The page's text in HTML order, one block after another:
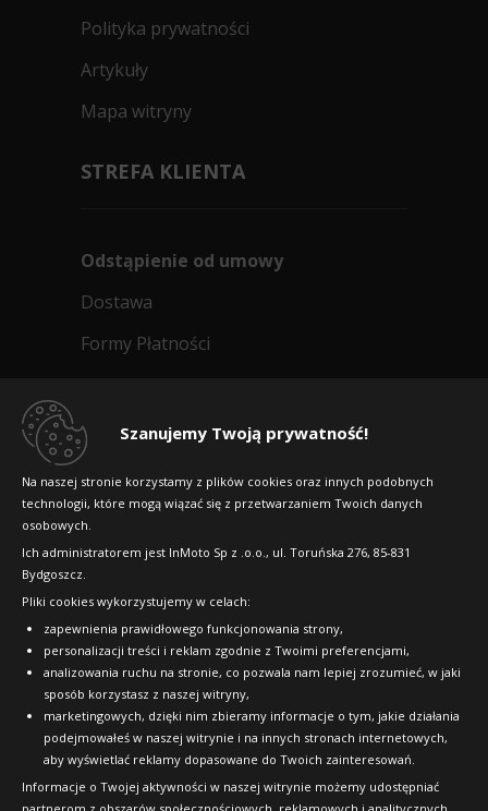
Szanujemy Twoją prywatność!
Na naszej stronie korzystamy z plików cookies oraz innych podobnych
technologii, które mogą wiązać się z przetwarzaniem Twoich danych
osobowych.
Ich administratorem jest InMoto Sp z .o.o., ul. Toruńska 276, 85-831
Bydgoszcz.
Pliki cookies wykorzystujemy w celach:
zapewnienia prawidłowego funkcjonowania strony,
personalizacji treści i reklam zgodnie z Twoimi preferencjami,
analizowania ruchu na stronie, co pozwala nam lepiej zrozumieć, w jaki
sposób korzystasz z naszej witryny,
marketingowych, dzięki nim zbieramy informacje o tym, jakie działania
podejmowałeś w naszej witrynie i na innych stronach internetowych,
aby wyświetlać reklamy dopasowane do Twoich zainteresowań.
Informacje o Twojej aktywności w naszej witrynie możemy udostępniać
Polityka prywatności
Artykuły
Mapa witryny
STREFA KLIENTA
Odstąpienie od umowy
Dostawa
Formy Płatności
Dlaczego warto kupić w 24opony.pl
Raty
FAQ
OFICJALNY PARTNER